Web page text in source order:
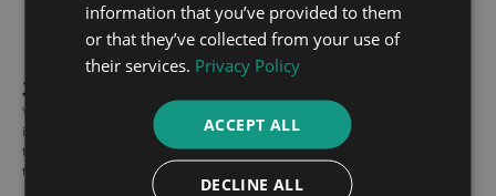
Tagab ühtse brändisõnumi ja pakkumiste kvaliteedi.
Kiirendab müügitsüklit, vähendades pakkumiste koostamise aega.
Juurutamise ajakava
Võta kasutusele 2-8 nädala jooksul, sõltuvalt toote keerukusest,
integratsioonidest ja pakkumiste struktuurist. Meie meeskond tegeleb
täieliku seadistamisega, samal ajal kui teie keskendute ärilistele
tulemustele.
information that you’ve provided to them
or that they’ve collected from your use of
their services. Privacy Policy
ACCEPT ALL
DECLINE ALL